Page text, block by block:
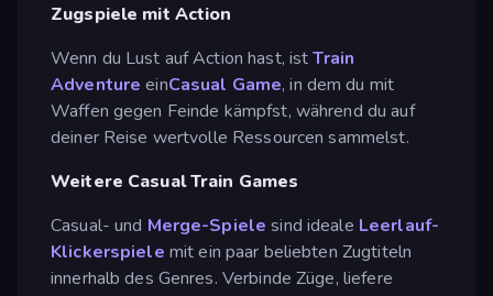
Zugspiele mit Action
Wenn du Lust auf Action hast, istTrain
Adventure einCasual Game, in dem du mit
Waffen gegen Feinde kämpfst, während du auf
deiner Reise wertvolle Ressourcen sammelst.
Weitere Casual Train Games
Casual- und Merge-Spiele sind ideale Leerlauf-
Klickerspiele mit ein paar beliebten Zugtiteln
innerhalb des Genres. Verbinde Züge, liefere